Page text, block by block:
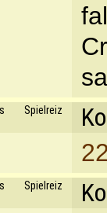
Spielreiz
Spielreiz